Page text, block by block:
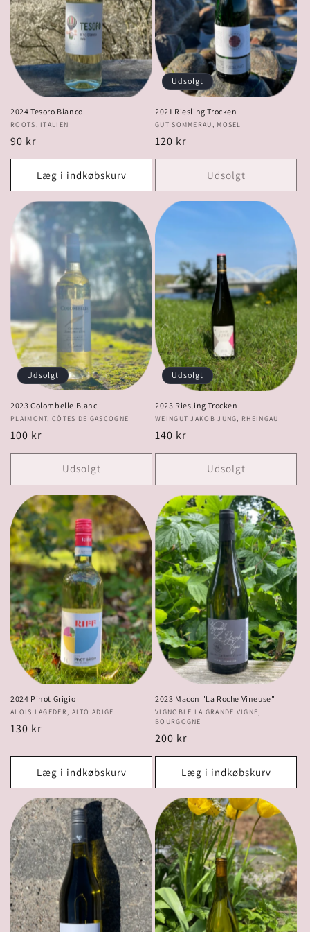
2024 Tesoro Bianco
Forhandler:
ROOTS, ITALIEN
Normalpris
90 kr
Læg i indkøbskurv
Udsolgt
2021 Riesling Trocken
Forhandler:
GUT SOMMERAU, MOSEL
Normalpris
120 kr
Udsolgt
Udsolgt
2023 Colombelle Blanc
Forhandler:
PLAIMONT, CÔTES DE GASCOGNE
Normalpris
100 kr
Udsolgt
Udsolgt
2023 Riesling Trocken
Forhandler:
WEINGUT JAKOB JUNG, RHEINGAU
Normalpris
140 kr
Udsolgt
2024 Pinot Grigio
Forhandler:
ALOIS LAGEDER, ALTO ADIGE
Normalpris
130 kr
Læg i indkøbskurv
2023 Macon "La Roche Vineuse"
Forhandler:
VIGNOBLE LA GRANDE VIGNE,
BOURGOGNE
Normalpris
200 kr
Læg i indkøbskurv